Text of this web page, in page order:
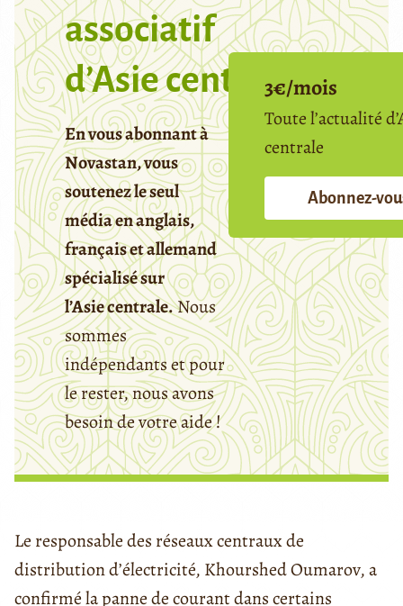
associatif
d’Asie centrale
En vous abonnant à
Novastan, vous
soutenez le seul
média en anglais,
français et allemand
spécialisé sur
l’Asie centrale.Nous
sommes
indépendants et pour
le rester, nous avons
besoin de votre aide !
3€/mois
Toute l’actualité
centrale
Abonnez-
Le responsable des réseaux centraux de
distribution d’électricité, Khourshed Oumarov, a
confirmé la panne de courant dans certains